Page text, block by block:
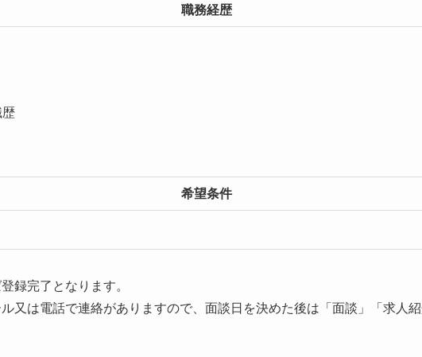
職務経歴
歴
希望条件
録完了となります。
又は電話で連絡がありますので、面談日を決めた後は「面談」「求人